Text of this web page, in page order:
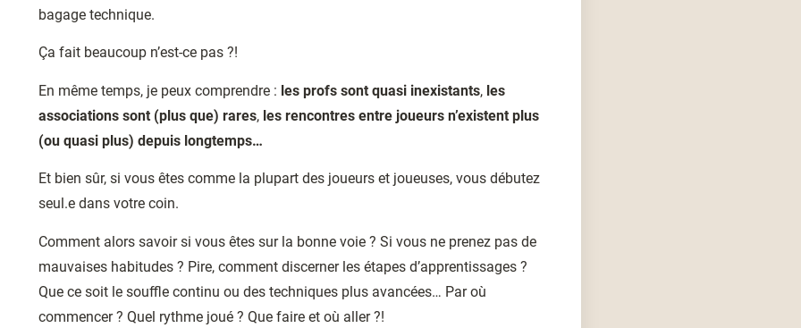
bagage technique.
Ça fait beaucoup n’est-ce pas ?!
En même temps, je peux comprendre : les profs sont quasi inexistants, les
associations sont (plus que) rares,les rencontres entre joueurs n’existent plus
(ou quasi plus) depuis longtemps…
Et bien sûr, si vous êtes comme la plupart des joueurs et joueuses, vous débutez
seul.e dans votre coin.
Comment alors savoir si vous êtes sur la bonne voie ? Si vous ne prenez pas de
mauvaises habitudes ? Pire, comment discerner les étapes d’apprentissages ?
Que ce soit le souffle continu ou des techniques plus avancées… Par où
commencer ? Quel rythme joué ? Que faire et où aller ?!